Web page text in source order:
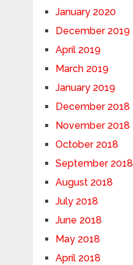
January 2020
December 2019
April 2019
March 2019
January 2019
December 2018
November 2018
October 2018
September 2018
August 2018
July 2018
June 2018
May 2018
April 2018